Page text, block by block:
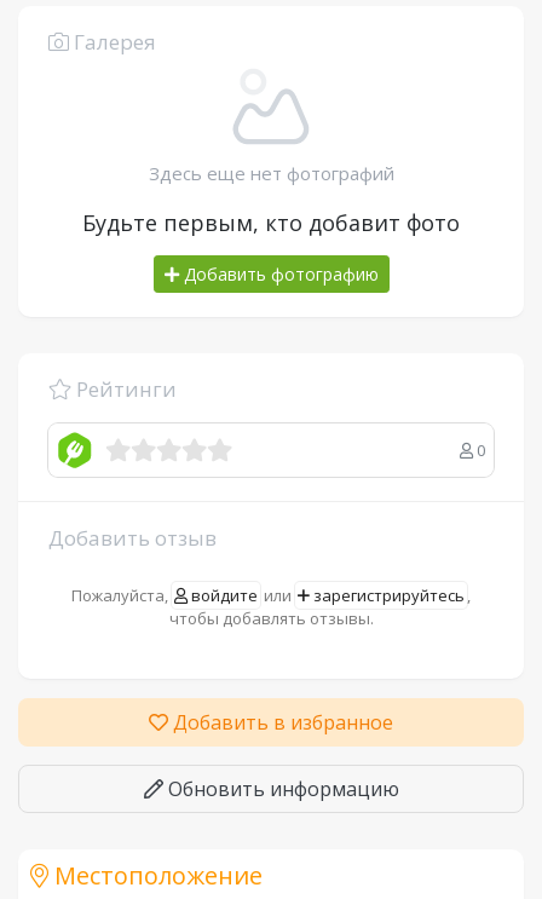
Галерея
Здесь еще нет фотографий
Будьте первым, кто добавит фото
Добавить фотографию
Рейтинги
0
Добавить отзыв
Пожалуйста, войдите или зарегистрируйтесь ,
чтобы добавлять отзывы.
Добавить в избранное
Обновить информацию
Местоположение